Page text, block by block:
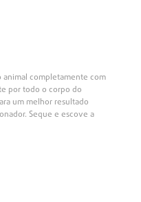
completamente com
por todo o corpo do
um melhor resultado
Seque e escove a